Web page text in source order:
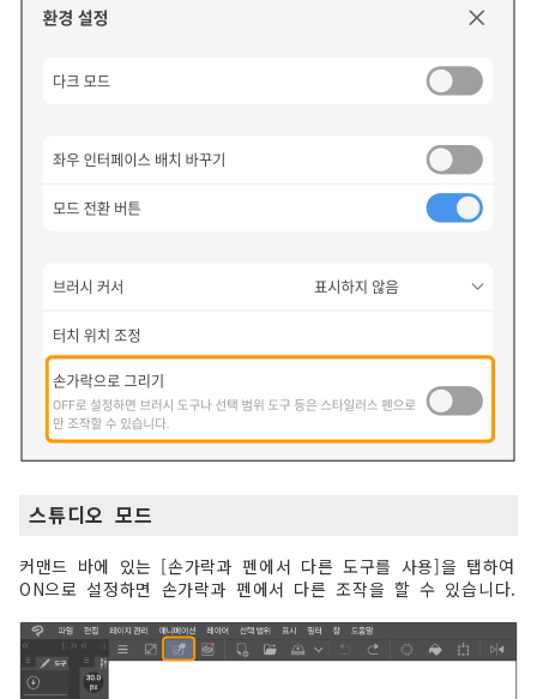
스튜디오 모드
커맨드 바에 있는 [손가락과 펜에서 다른 도구를 사용]을 탭하여
ON으로 설정하면 손가락과 펜에서 다른 조작을 할 수 있습니다.